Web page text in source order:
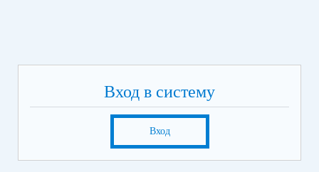
Вход в систему
Вход